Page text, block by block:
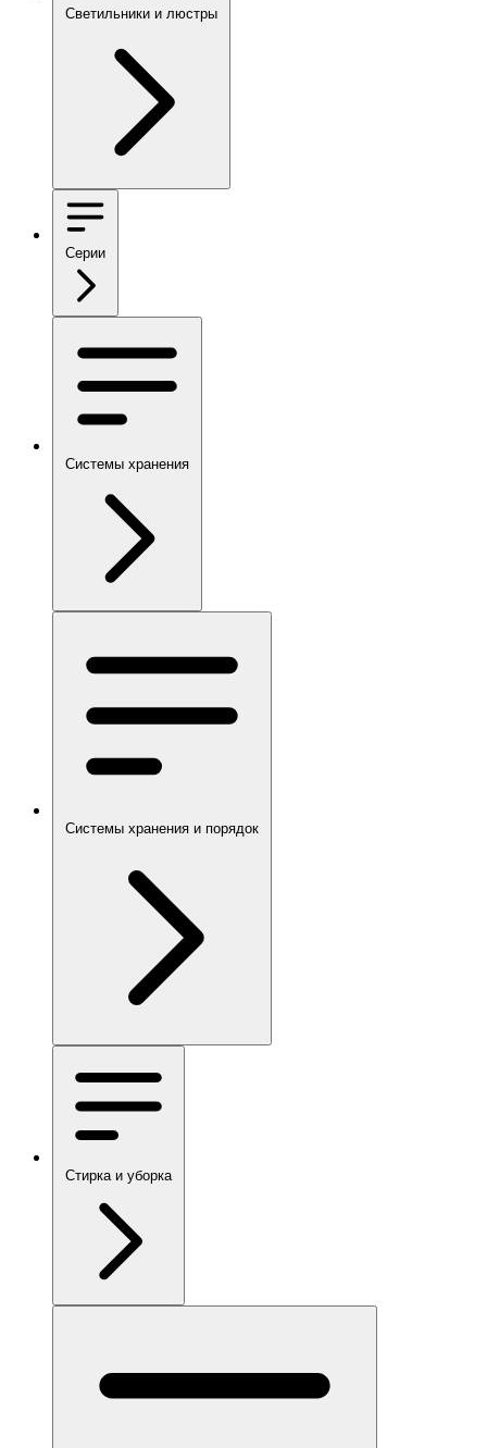
Светильники и люстры
Серии
Системы хранения
Системы хранения и порядок
Стирка и уборка